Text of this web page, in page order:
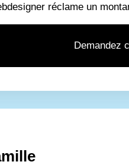
réclame un
Demandez